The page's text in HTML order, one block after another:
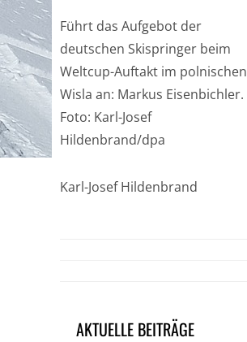
Führt das Aufgebot der
deutschen Skispringer beim
Weltcup-Auftakt im polnischen
Wisla an: Markus Eisenbichler.
Foto: Karl-Josef
Hildenbrand/dpa
Karl-Josef Hildenbrand
AKTUELLE BEITRÄGE